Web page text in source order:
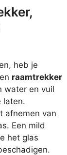
heb je
raamtrekker
water en vuil
laten.
afnemen van
Een mild
het glas